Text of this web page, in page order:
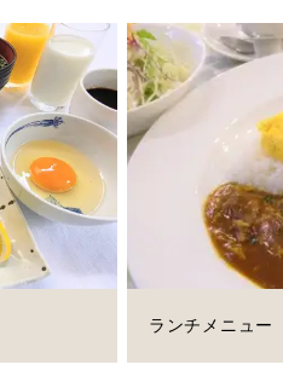
ランチメニュー